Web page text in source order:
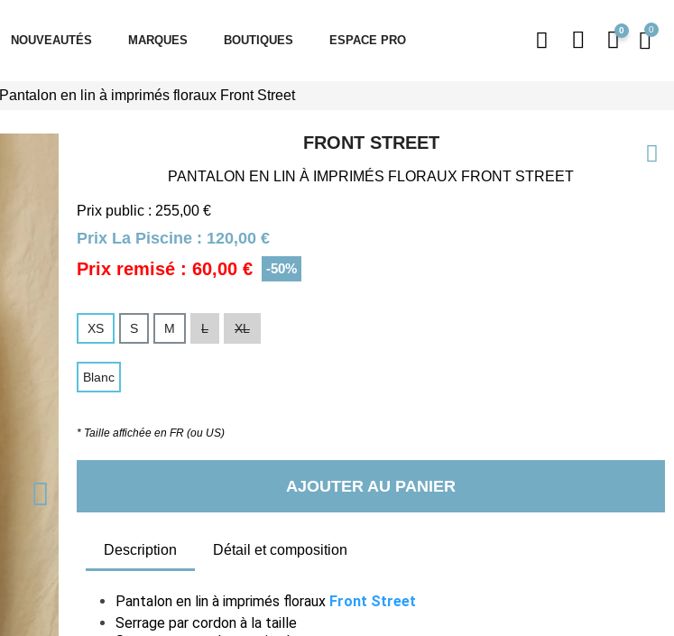
NOUVEAUTÉS MARQUES BOUTIQUES ESPACE PRO
0
Pantalon en lin à imprimés floraux Front Street
FRONT STREET
PANTALON EN LIN À IMPRIMÉS FLORAUX FRONT STREET
Prix public : 255,00 €
Prix La Piscine : 120,00 €
Prix remisé : 60,00 € -50%
XS S M L XL
Blanc
* Taille affichée en FR (ou US)
AJOUTER AU PANIER
Description Détail et composition
Pantalon en lin à imprimés floraux Front Street
Serrage par cordon à la taille